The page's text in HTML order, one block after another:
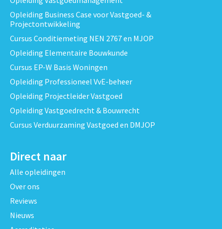
Opleiding Business Case voor Vastgoed- &
Projectontwikkeling
Cursus Conditiemeting NEN 2767 en MJOP
Opleiding Elementaire Bouwkunde
Cursus EP-W Basis Woningen
Opleiding Professioneel VvE-beheer
Opleiding Projectleider Vastgoed
Opleiding Vastgoedrecht & Bouwrecht
Cursus Verduurzaming Vastgoed en DMJOP
Direct naar
Alle opleidingen
Over ons
Reviews
Nieuws